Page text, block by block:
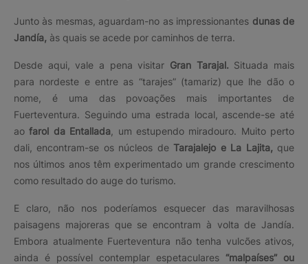
Junto às mesmas, aguardam-no as impressionantes dunas de
Jandía, às quais se acede por caminhos de terra.
Desde aqui, vale a pena visitar Gran Tarajal. Situada mais
para nordeste e entre as “tarajes” (tamariz) que lhe dão o
nome, é uma das povoações mais importantes de
Fuerteventura. Seguindo uma estrada local, ascende-se até
aofarol da Entallada , um estupendo miradouro. Muito perto
dali, encontram-se os núcleos de Tarajalejo e La Lajita,que
nos últimos anos têm experimentado um grande crescimento
como resultado do auge do turismo.
E claro, não nos poderíamos esquecer das maravilhosas
paisagens majoreras que se encontram à volta de Jandía.
Embora atualmente Fuerteventura não tenha vulcões ativos,
ainda é possível contemplar espetaculares “malpaíses” ou